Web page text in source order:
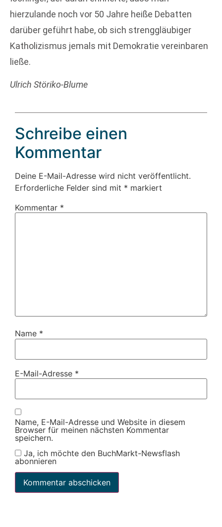
hierzulande noch vor 50 Jahre heiße Debatten
darüber geführt habe, ob sich strenggläubiger
Katholizismus jemals mit Demokratie vereinbaren
ließe.
Ulrich Störiko-Blume
Schreibe einen
Kommentar
Deine E-Mail-Adresse wird nicht veröffentlicht.
Erforderliche Felder sind mit * markiert
Kommentar *
Name *
E-Mail-Adresse *
Name, E-Mail-Adresse und Website in diesem
Browser für meinen nächsten Kommentar
speichern.
Ja, ich möchte den BuchMarkt-Newsflash
abonnieren